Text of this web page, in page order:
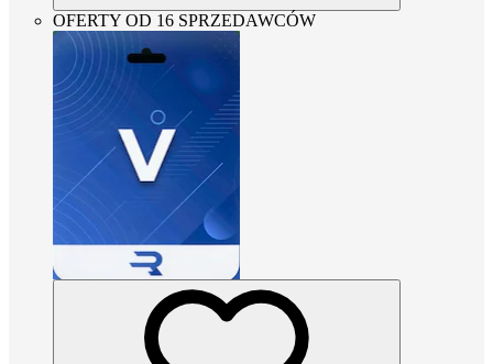
OFERTY OD 16 SPRZEDAWCÓW